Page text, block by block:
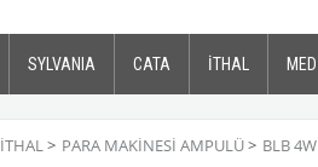
SYLVANIA CATA İTHAL
İTHAL> PARA MAKİNESİ AMPULÜ> BLB